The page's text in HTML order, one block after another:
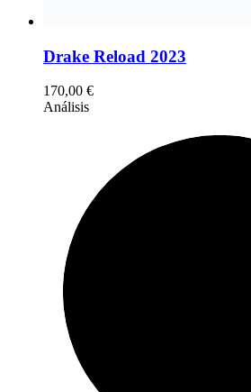
Drake Reload 2023
170,00 €
Análisis